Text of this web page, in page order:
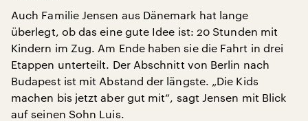
Auch Familie Jensen aus Dänemark hat lange
überlegt, ob das eine gute Idee ist: 20 Stunden mit
Kindern im Zug. Am Ende haben sie die Fahrt in drei
Etappen unterteilt. Der Abschnitt von Berlin nach
Budapest ist mit Abstand der längste. „Die Kids
machen bis jetzt aber gut mit“, sagt Jensen mit Blick
auf seinen Sohn Luis.